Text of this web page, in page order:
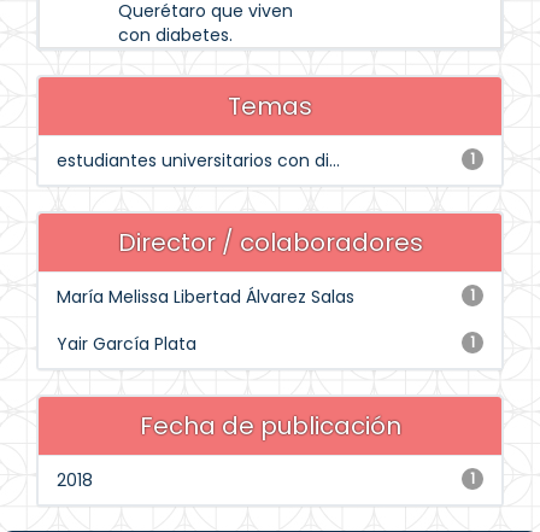
Querétaro que viven
con diabetes.
Temas
1
estudiantes universitarios con di...
Director / colaboradores
1
María Melissa Libertad Álvarez Salas
1
Yair García Plata
Fecha de publicación
1
2018